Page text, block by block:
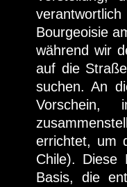
Bourgeoisie
während wir
auf die
suchen. An
Vorschein,
errichtet, um
Chile). Diese
Basis, die